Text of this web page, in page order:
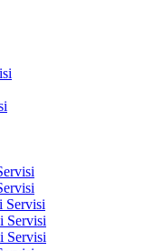
Servisi
Servisi
Servisi